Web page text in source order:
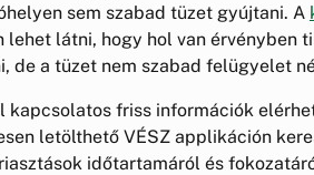
sem szabad tüzet gyújtani. A
lehet látni, hogy hol van érvényben
de a tüzet nem szabad felügyelet
kapcsolatos friss információk
letölthető VÉSZ applikáción
időtartamáról és